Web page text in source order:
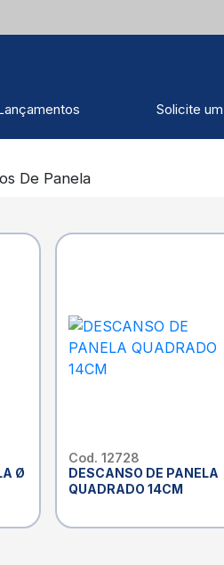
Solicite
De Panela
Ø
Cod. 12728
DESCANSO DE PANELA
QUADRADO 14CM